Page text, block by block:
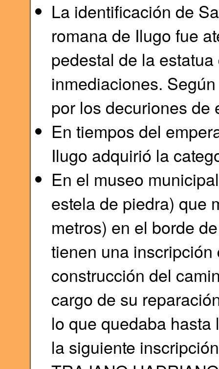
La identificación de
romana de Ilugo fue
pedestal de la
inmediaciones.
por los decuriones de
En tiempos del
Ilugo adquirió la
En el museo
estela de piedra) que
metros) en el borde
tienen una
construcción del
cargo de su
lo que quedaba
la siguiente